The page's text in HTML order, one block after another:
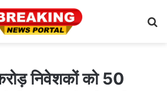
निवेशकों को 50